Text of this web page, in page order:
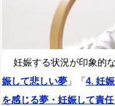
妊娠する状況が印象的な
娠して悲しい夢 」「 4. 妊
を感じる夢・妊娠して責